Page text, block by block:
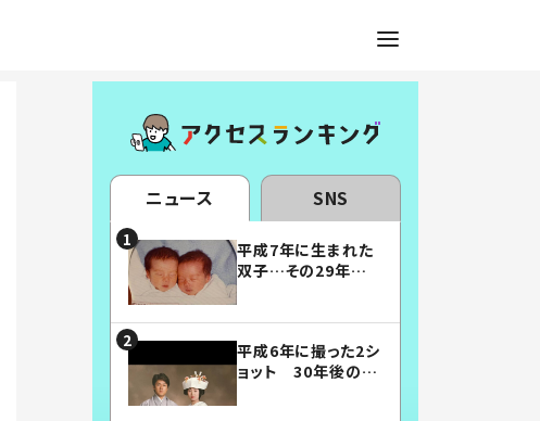
ニュース SNS
平成7年に生まれた
双子…その29年後
平成6年に撮った2シ
ョット 30年後の姿